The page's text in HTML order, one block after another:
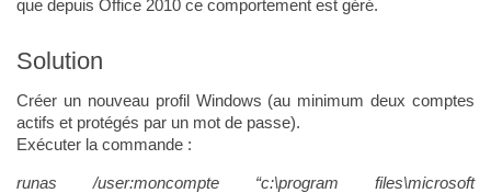
que depuis Office 2010 ce comportement est géré.
Solution
Créer un nouveau profil Windows (au minimum deux comptes
actifs et protégés par un mot de passe).
Exécuter la commande :
runas /user:moncompte “c:\program files\microsoft